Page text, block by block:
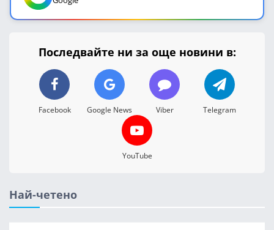
Последвайте ни за още новини в:
Facebook Google News Viber Telegram
YouTube
Най-четено